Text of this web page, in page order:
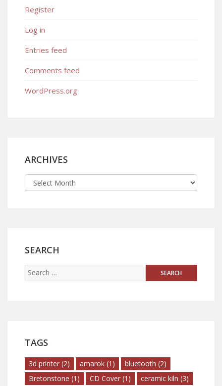
Register
Log in
Entries feed
Comments feed
WordPress.org
ARCHIVES
SEARCH
TAGS
3d printer (2) amarok (1) bluetooth (2)
Bretonstone (1) CD Cover (1) ceramic kiln (3)